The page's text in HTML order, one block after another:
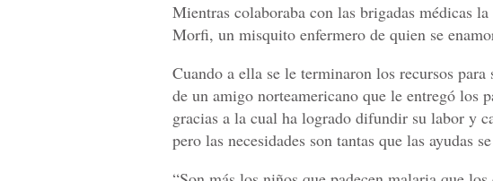
Mientras colaboraba con las brigadas médicas
Morfi, un misquito enfermero de quien se
Cuando a ella se le terminaron los recursos
de un amigo norteamericano que le entregó los
gracias a la cual ha logrado difundir su labor y
pero las necesidades son tantas que las ayudas